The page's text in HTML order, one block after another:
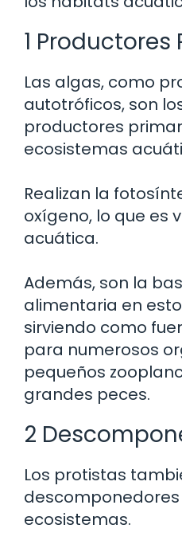
1 Productores
Las algas, como
autotróficos, son
productores
ecosistemas
Realizan la
oxígeno, lo que es
acuática.
Además, son la
alimentaria en
sirviendo como
para numerosos
pequeños
grandes peces.
2
Los protistas
descomponedores
ecosistemas.